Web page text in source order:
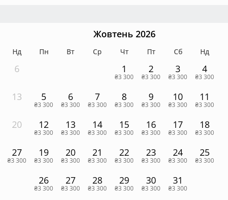
Нд
6
13
20
27
₴3 300
Жовтень 2026
Пн Вт Ср Чт Пт Сб Нд
1
₴3 300
2
₴3 300
3
₴3 300
4
₴3 300
5
₴3 300
6
₴3 300
7
₴3 300
8
₴3 300
9
₴3 300
10
₴3 300
11
₴3 300
12
₴3 300
13
₴3 300
14
₴3 300
15
₴3 300
16
₴3 300
17
₴3 300
18
₴3 300
19
₴3 300
20
₴3 300
21
₴3 300
22
₴3 300
23
₴3 300
24
₴3 300
25
₴3 300
26
₴3 300
27
₴3 300
28
₴3 300
29
₴3 300
30
₴3 300
31
₴3 300